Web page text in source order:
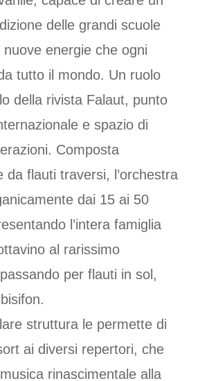
delle grandi scuole
energie che ogni
tutto il mondo. Un ruolo
della rivista Falaut, punto
e spazio di
Composta
da flauti traversi, l’orchestra
dai 15 ai 50
l’intera famiglia
al rarissimo
per flauti in sol,
struttura le permette di
ai diversi repertori, che
rinascimentale alla